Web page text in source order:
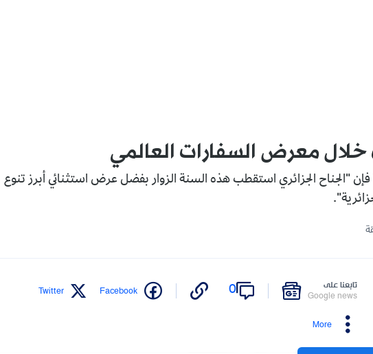
خلال معرض السفارات العالمي
"الجناح الجزائري استقطب هذه السنة الزوار بفضل عرض استثنائي أبرز تنوع
تابعنا على
Google news
0
Facebook
Twitter
More